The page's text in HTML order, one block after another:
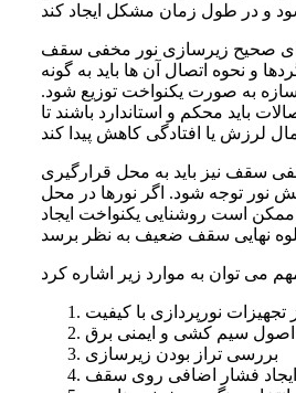
صحیح زیرسازی نور مخفی سقف
و نحوه اتصال آن ها باید به گونه
به صورت یکنواخت توزیع شود.
باید محکم و استاندارد باشند تا
سقف نیز باید به محل قرارگیری
نور توجه شود. اگر نورها در محل
است روشنایی یکنواخت ایجاد
تجهیزات نورپردازی با کیفیت
سیم کشی و ایمنی برق
بررسی تراز بودن زیرسازی
ایجاد فشار اضافی روی سقف